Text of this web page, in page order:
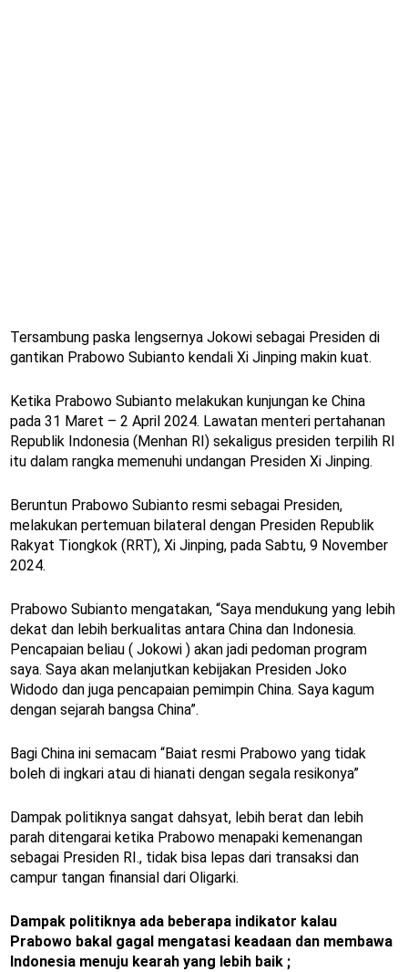
Tersambung paska lengsernya Jokowi sebagai Presiden di
gantikan Prabowo Subianto kendali Xi Jinping makin kuat.
Ketika Prabowo Subianto melakukan kunjungan ke China
pada 31 Maret – 2 April 2024. Lawatan menteri pertahanan
Republik Indonesia (Menhan RI) sekaligus presiden terpilih RI
itu dalam rangka memenuhi undangan Presiden Xi Jinping.
Beruntun Prabowo Subianto resmi sebagai Presiden,
melakukan pertemuan bilateral dengan Presiden Republik
Rakyat Tiongkok (RRT), Xi Jinping, pada Sabtu, 9 November
2024.
Prabowo Subianto mengatakan, “Saya mendukung yang lebih
dekat dan lebih berkualitas antara China dan Indonesia.
Pencapaian beliau ( Jokowi ) akan jadi pedoman program
saya. Saya akan melanjutkan kebijakan Presiden Joko
Widodo dan juga pencapaian pemimpin China. Saya kagum
dengan sejarah bangsa China”.
Bagi China ini semacam “Baiat resmi Prabowo yang tidak
boleh di ingkari atau di hianati dengan segala resikonya”
Dampak politiknya sangat dahsyat, lebih berat dan lebih
parah ditengarai ketika Prabowo menapaki kemenangan
sebagai Presiden RI., tidak bisa lepas dari transaksi dan
campur tangan finansial dari Oligarki.
Dampak politiknya ada beberapa indikator kalau
Prabowo bakal gagal mengatasi keadaan dan membawa
Indonesia menuju kearah yang lebih baik ;